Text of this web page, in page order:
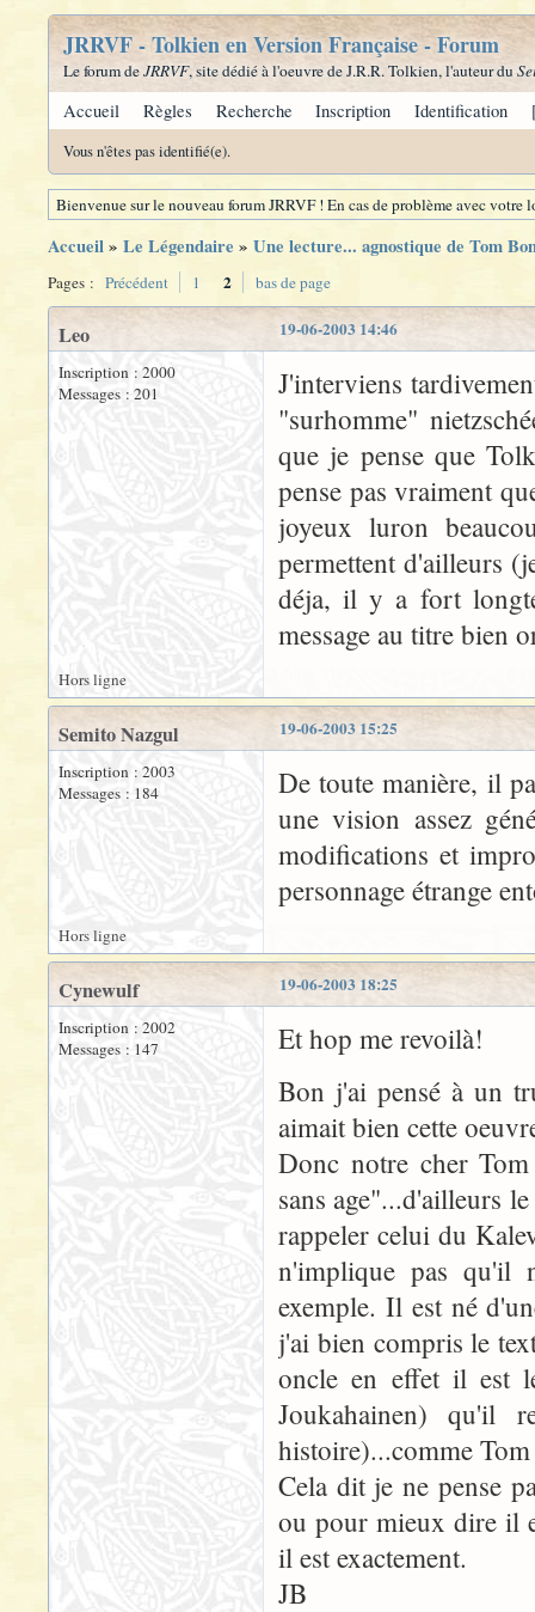
JRRVF - Tolkien en Version Française - Forum
Le forum deJRRVF, site dédié à l'oeuvre de J.R.R. Tolkien, l'auteur du
Accueil Règles Recherche Inscription Identification
Vous n'êtes pas identifié(e).
Bienvenue sur le nouveau forum JRRVF ! En cas de problème avec
Accueil» Le Légendaire » Une lecture... agnostique de Tom
Pages : Précédent 1 2 bas de page
19-06-2003 14:46
Leo
Inscription : 2000
Messages : 201
J'interviens
"surhomme"
que je pense que
pense pas vraiment
joyeux luron
permettent d'ailleurs
déja, il y a fort
message au titre bien
Hors ligne
19-06-2003 15:25
Semito Nazgul
Inscription : 2003
Messages : 184
De toute manière, il
une vision assez
modifications et
personnage étrange
Hors ligne
19-06-2003 18:25
Cynewulf
Inscription : 2002
Messages : 147
Et hop me revoilà!
Bon j'ai pensé à un
aimait bien cette
Donc notre cher
sans age"...d'ailleurs
rappeler celui du
n'implique pas qu'il
exemple. Il est né
j'ai bien compris le
oncle en effet il est
Joukahainen) qu'il
histoire)...comme Tom
Cela dit je ne pense
ou pour mieux dire il
il est exactement.
JB